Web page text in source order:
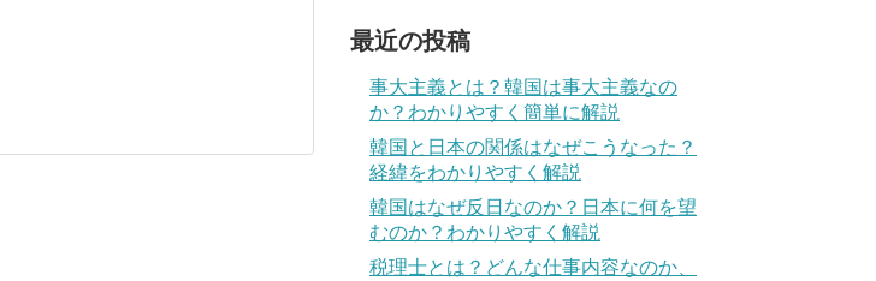
最近の投稿
事大主義とは？韓国は事大主義なの
か？わかりやすく簡単に解説
韓国と日本の関係はなぜこうなった？
経緯をわかりやすく解説
韓国はなぜ反日なのか？日本に何を望
むのか？わかりやすく解説
税理士とは？どんな仕事内容なのか、